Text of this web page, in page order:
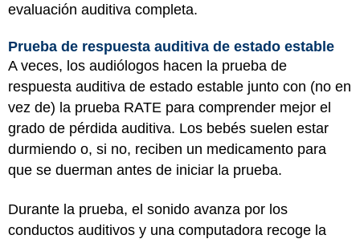
evaluación auditiva completa.
Prueba de respuesta auditiva de estado estable
A veces, los audiólogos hacen la prueba de
respuesta auditiva de estado estable junto con (no en
vez de) la prueba RATE para comprender mejor el
grado de pérdida auditiva. Los bebés suelen estar
durmiendo o, si no, reciben un medicamento para
que se duerman antes de iniciar la prueba.
Durante la prueba, el sonido avanza por los
conductos auditivos y una computadora recoge la